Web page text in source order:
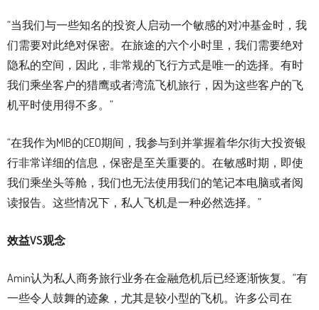
“当我们与一些知名的投资人启动一个敏感的对冲基金时，我
们需要对此绝对保密。在旅途的六个小时里，我们需要绝对
隐私的空间，因此，非常规的飞行方式是唯一的选择。有时
我们乘坐客户的猎鹰或者湾流飞机旅行，因为这些客户的飞
机平时使用得不多。”
“在我作为MIB的CEO期间，我参与到并掌握着华尔街大投资银
行非常详细的信息，保密是至关重要的。在敏感时期，即使
我们乘坐头等舱，我们也无法使用我们的笔记本电脑或者阅
读报告。这些情况下，私人飞机是一种必然选择。”
效益VS观念
Amin认为私人商务旅行业务在金融危机后已经逐渐恢复。“有
一些令人鼓舞的迹象，尤其是较小型的飞机。许多公司在